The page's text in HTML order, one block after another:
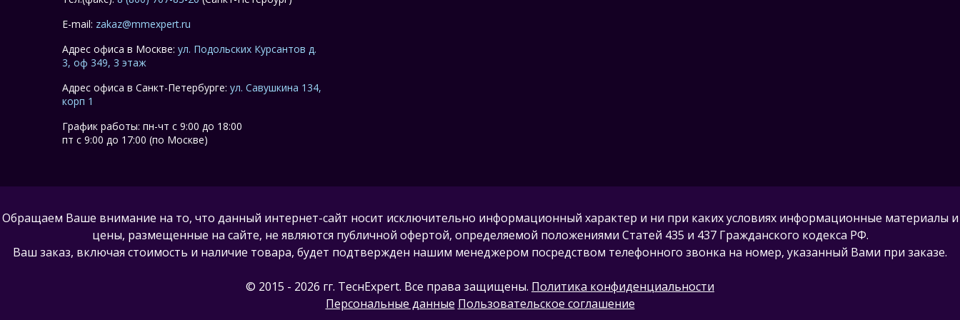
E-mail: zakaz@mmexpert.ru
Адрес офиса в Москве: ул. Подольских Курсантов д.
3, оф 349, 3 этаж
Адрес офиса в Санкт-Петербурге: ул. Савушкина 134,
корп 1
График работы: пн-чт с 9:00 до 18:00
пт с 9:00 до 17:00 (по Москве)
Обращаем Ваше внимание на то, что данный интернет-сайт носит исключительно информационный характер и ни при каких условиях информационные материалы и
цены, размещенные на сайте, не являются публичной офертой, определяемой положениями Статей 435 и 437 Гражданского кодекса РФ.
Ваш заказ, включая стоимость и наличие товара, будет подтвержден нашим менеджером посредством телефонного звонка на номер, указанный Вами при заказе.
© 2015 - 2026 гг. ТеcнExpert. Все права защищены. Политика конфиденциальности
Персональные данные Пользовательское соглашение